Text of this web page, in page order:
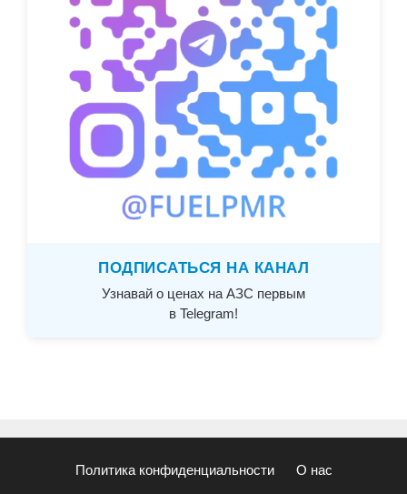
ПОДПИСАТЬСЯ НА КАНАЛ
Узнавай о ценах на АЗС первым
в Telegram!
Политика конфиденциальности О нас